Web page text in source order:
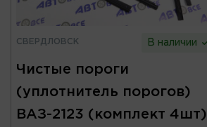
СВЕРДЛОВСК В наличии
Чистые пороги
(уплотнитель порогов)
ВАЗ-2123 (комплект 4шт)